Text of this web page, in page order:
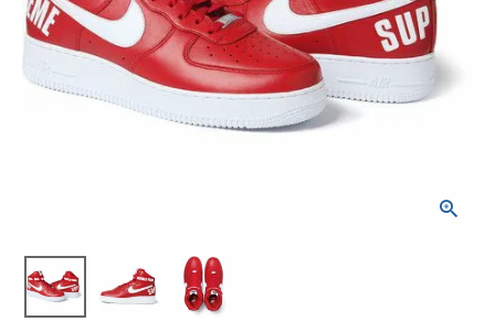
Supreme ×
Nike シュプリー
ム 14FW Air
Force 1 High
¥159,800
Tシャツ・ロングスリーブ
パーカー・トレーナー